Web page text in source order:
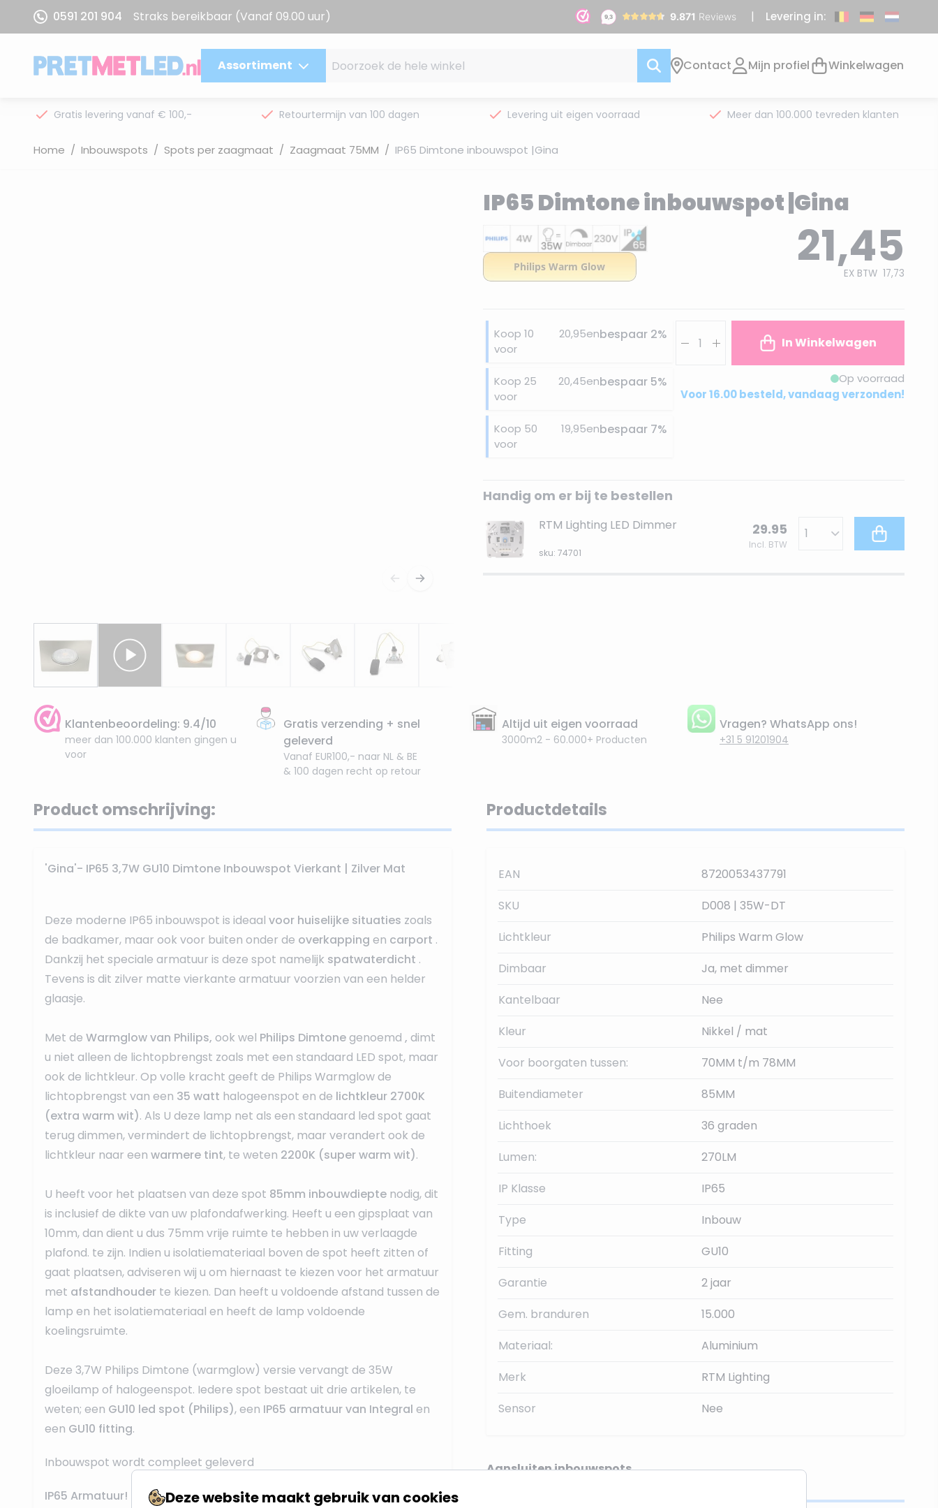
Ga naar de inhoud
0591 201 904 Straks bereikbaar (Vanaf 09.00 uur) Levering in:
Assortiment Contact Mijn profiel Winkelwagen
Gratis levering vanaf € 100,- Retourtermijn van 100 dagen Levering uit eigen voorraad Meer dan 100.000 tevreden klanten
Home / Inbouwspots / Spots per zaagmaat / Zaagmaat 75MM / IP65 Dimtone inbouwspot |Gina
IP65 Dimtone inbouwspot |Gina
21,45
EX BTW 17,73
Koop 10
voor
20,95enbespaar2%
Koop 25
voor
20,45enbespaar5%
Koop 50
voor
19,95enbespaar7%
In Winkelwagen
Op voorraad
Voor 16.00 besteld, vandaag verzonden!
Handig om er bij te bestellen
RTM Lighting LED Dimmer
sku: 74701
29.95
Incl. BTW
Klantenbeoordeling: 9.4/10
meer dan 100.000 klanten gingen u
voor
Gratis verzending + snel
geleverd
Vanaf EUR100,- naar NL & BE
& 100 dagen recht op retour
Altijd uit eigen voorraad
3000m2 - 60.000+ Producten
Vragen? WhatsApp ons!
+31 5 91201904
Product omschrijving:
'Gina'- IP65 3,7W GU10 Dimtone Inbouwspot Vierkant | Zilver Mat
Deze moderne IP65 inbouwspot is ideaal voor huiselijke situaties zoals
de badkamer, maar ook voor buiten onder de overkapping en carport .
Dankzij het speciale armatuur is deze spot namelijk spatwaterdicht .
Tevens is dit zilver matte vierkante armatuur voorzien van een helder
glaasje.
Met de Warmglow van Philips, ook wel Philips Dimtonegenoemd , dimt
u niet alleen de lichtopbrengst zoals met een standaard LED spot, maar
ook de lichtkleur. Op volle kracht geeft de Philips Warmglow de
lichtopbrengst van een 35 watt halogeenspot en de lichtkleur 2700K
(extra warm wit). Als U deze lamp net als een standaard led spot gaat
terug dimmen, vermindert de lichtopbrengst, maar verandert ook de
lichtkleur naar een warmere tint, te weten 2200K (super warm wit).
U heeft voor het plaatsen van deze spot 85mm inbouwdiepte nodig, dit
is inclusief de dikte van uw plafondafwerking. Heeft u een gipsplaat van
10mm, dan dient u dus 75mm vrije ruimte te hebben in uw verlaagde
plafond. te zijn. Indien u isolatiemateriaal boven de spot heeft zitten of
gaat plaatsen, adviseren wij u om hiernaast te kiezen voor het armatuur
met afstandhouder te kiezen. Dan heeft u voldoende afstand tussen de
lamp en het isolatiemateriaal en heeft de lamp voldoende
koelingsruimte.
Deze 3,7W Philips Dimtone (warmglow) versie vervangt de 35W
gloeilamp of halogeenspot. Iedere spot bestaat uit drie artikelen, te
weten; een GU10 led spot (Philips), een IP65 armatuur van Integral en
een GU10 fitting.
Inbouwspot wordt compleet geleverd
IP65 Armatuur!
Productdetails
EAN
8720053437791
SKU
D008 | 35W-DT
Lichtkleur
Philips Warm Glow
Dimbaar
Ja, met dimmer
Kantelbaar
Nee
Kleur
Nikkel / mat
Voor boorgaten tussen:
70MM t/m 78MM
Buitendiameter
85MM
Lichthoek
36 graden
Lumen:
270LM
IP Klasse
IP65
Type
Inbouw
Fitting
GU10
Garantie
2 jaar
Gem. branduren
15.000
Materiaal:
Aluminium
Merk
RTM Lighting
Sensor
Nee
Aansluiten inbouwspots
Deze website maakt gebruik van cookies